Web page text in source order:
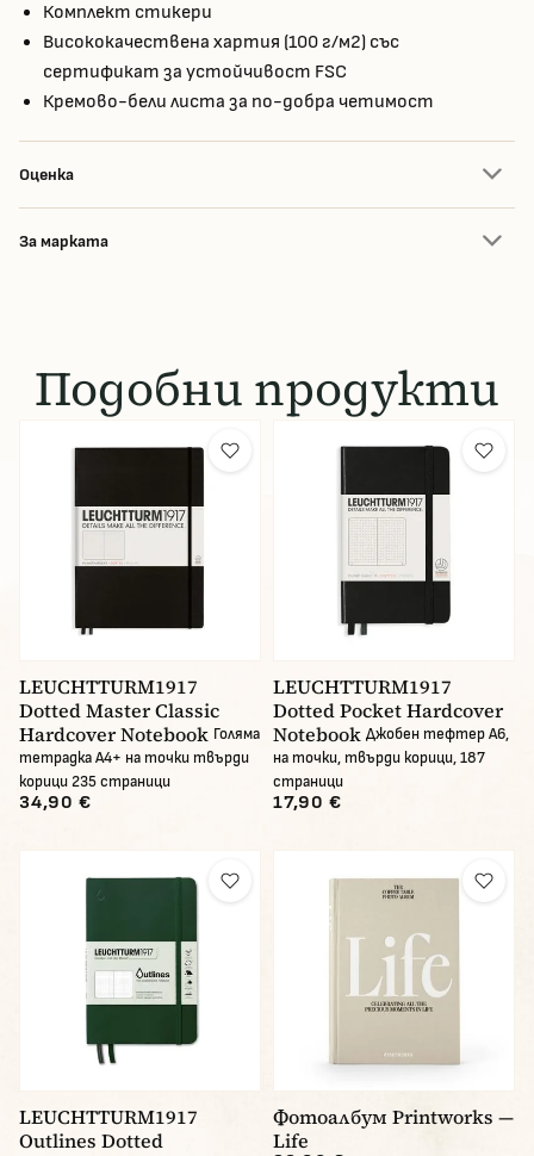
Комплект стикери
Висококачествена хартия (100 г/м2) със
сертификат за устойчивост FSC
Кремово-бели листа за по-добра четимост
Оценка
За марката
Подобни продукти
LEUCHTTURM1917
Dotted Master Classic
Hardcover Notebook Голяма
тетрадка А4+ на точки твърди
корици 235 страници
34,90 €
LEUCHTTURM1917
Dotted Pocket Hardcover
Notebook Джобен тефтер А6,
на точки, твърди корици, 187
страници
17,90 €
LEUCHTTURM1917
Outlines Dotted
Фотоалбум Printworks —
Life